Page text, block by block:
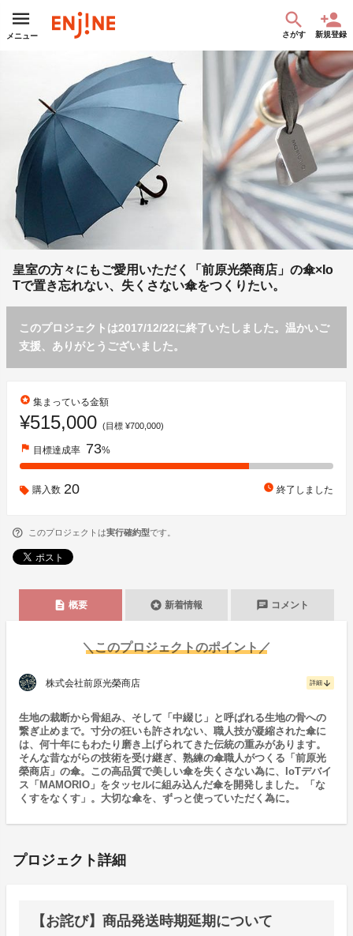
メニュー さがす 新規登録
皇室の方々にもご愛用いただく「前原光榮商店」の傘×Io
Tで置き忘れない、失くさない傘をつくりたい。
このプロジェクトは2017/12/22に終了いたしました。温かいご
支援、ありがとうございました。
stars 集まっている金額
¥515,000 (目標 ¥700,000)
flag 目標達成率 73%
購入数 20 watch_later 終了しました
このプロジェクトは実行確約型です。
description 概要 stars 新着情報 chat コメント
＼このプロジェクトのポイント／
株式会社前原光榮商店 詳細 arrow_downward
生地の裁断から骨組み、そして「中綴じ」と呼ばれる生地の骨への
繋ぎ止めまで。寸分の狂いも許されない、職人技が凝縮された傘に
は、何十年にもわたり磨き上げられてきた伝統の重みがあります。
そんな昔ながらの技術を受け継ぎ、熟練の傘職人がつくる「前原光
榮商店」の傘。この高品質で美しい傘を失くさない為に、IoTデバイ
ス「MAMORIO」をタッセルに組み込んだ傘を開発しました。「な
くすをなくす」。大切な傘を、ずっと使っていただく為に。
プロジェクト詳細
【お詫び】商品発送時期延期について